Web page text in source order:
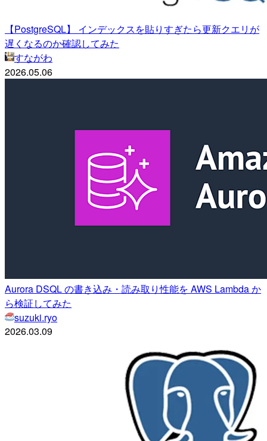
【PostgreSQL】 インデックスを貼りすぎたら更新クエリが
遅くなるのか確認してみた
すながわ
2026.05.06
Aurora DSQL の書き込み・読み取り性能を AWS Lambda か
ら検証してみた
suzuki.ryo
2026.03.09